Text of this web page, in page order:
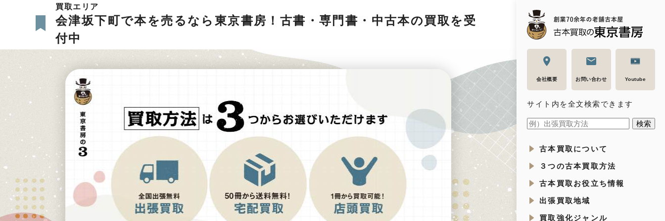
会社概要 お問い合わせ Youtube
サイト内を全文検索できます
古本買取について
３つの古本買取方法
古本買取お役立ち情報
出張買取地域
買取強化ジャンル
買取エリア
会津坂下町で本を売るなら東京書房！古書・専門書・中古本の買取を受
付中